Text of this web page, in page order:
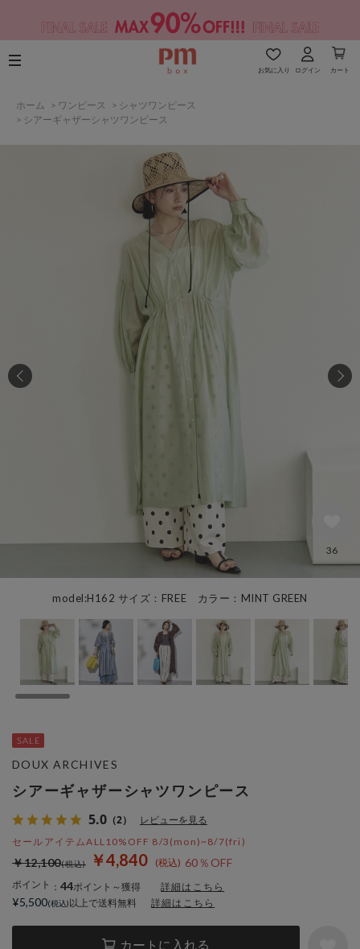
お気に入り ログイン カート
ホーム > ワンピース > シャツワンピース
> シアーギャザーシャツワンピース
model:H162 サイズ：FREE カラー：MINT GREEN
36
シアーギャザーシャツワンピース
5.0 （2） レビューを見る
セールアイテムALL10%OFF 8/3(mon)~8/7(fri)
￥4,840 60％OFF
￥12,100
ポイント ： 44ポイント～獲得 詳細はこちら
カートに入れる
DOUX ARCHIVES
¥5,500 以上で送料無料 詳細はこちら